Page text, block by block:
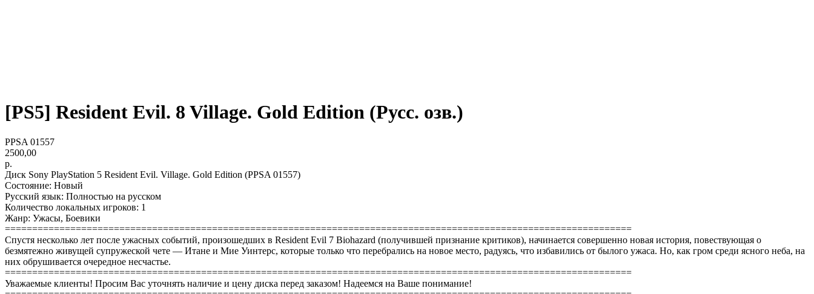
[PS5] Resident Evil. 8 Village. Gold Edition (Русс. озв.)
PPSA 01557
2500,00
р.
Диск Sony PlayStation 5 Resident Evil. Village. Gold Edition (PPSA 01557)
Состояние: Новый
Русский язык: Полностью на русском
Количество локальных игроков: 1
Жанр: Ужасы, Боевики
===================================================================================================================
Спустя несколько лет после ужасных событий, произошедших в Resident Evil 7 Biohazard (получившей признание критиков), начинается совершенно новая история, повествующая о
безмятежно живущей супружеской чете — Итане и Мие Уинтерс, которые только что перебрались на новое место, радуясь, что избавились от былого ужаса. Но, как гром среди ясного неба, на
них обрушивается очередное несчастье.
===================================================================================================================
Уважаемые клиенты! Просим Вас уточнять наличие и цену диска перед заказом! Надеемся на Ваше понимание!